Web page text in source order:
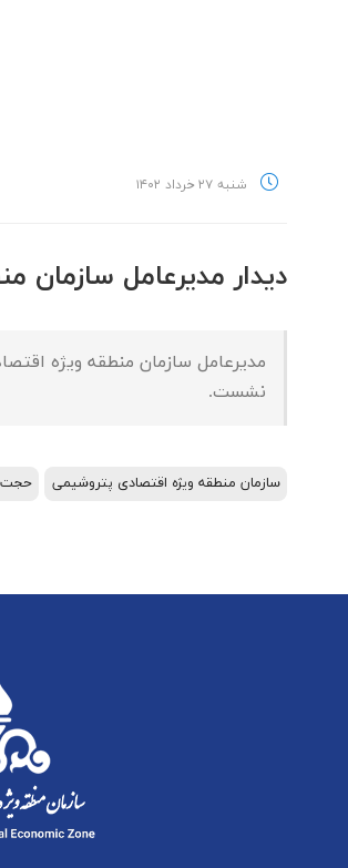
شنبه ۲۷ خرداد ۱۴۰۲
دیدار مدیرعامل سازمان
مدیرعامل سازمان منطقه ویژه
نشست.
سازمان منطقه ویژه اقتصادی پتروشیمی حجت